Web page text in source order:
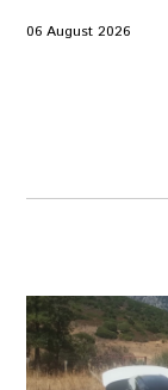
06 August 2026